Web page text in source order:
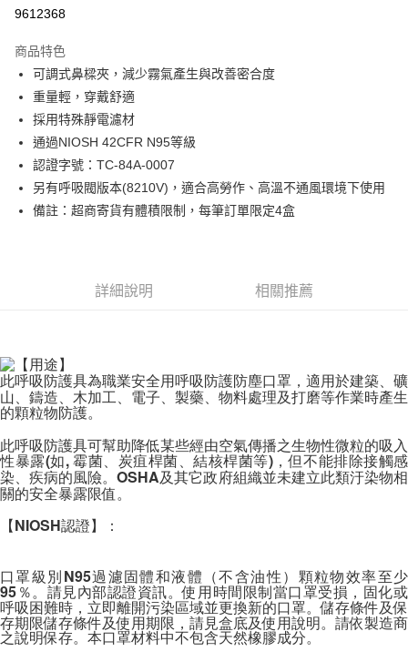
運送方式
全家取貨付款
每筆NT$60
付款後全家取貨
每筆NT$60
7-11取貨付款
每筆NT$200，滿NT$5,000(含以上)免運費
9612368
商品特色
可調式鼻樑夾，減少霧氣產生與改善密合度
重量輕，穿戴舒適
採用特殊靜電濾材
通過NIOSH 42CFR N95等級
認證字號：TC-84A-0007
另有呼吸閥版本(8210V)，適合高勞作、高溫不通風環境下使用
備註：超商寄貨有體積限制，每筆訂單限定4盒
詳細說明 相關推薦
【用途】
此呼吸防護具為職業安全用呼吸防護防塵口罩，適用於建築、礦
山、鑄造、木加工、電子、製藥、物料處理及打磨等作業時產生
的顆粒物防護。
此呼吸防護具可幫助降低某些經由空氣傳播之生物性微粒的吸入
性暴露(如, 霉菌、炭疽桿菌、結核桿菌等)，但不能排除接觸感
染、疾病的風險。OSHA及其它政府組織並未建立此類汙染物相
關的安全暴露限值。
【NIOSH認證】：
口罩級別N95過濾固體和液體（不含油性）顆粒物效率至少
95％。請見內部認證資訊。使用時間限制當口罩受損，固化或
呼吸困難時，立即離開污染區域並更換新的口罩。儲存條件及保
存期限儲存條件及使用期限，請見盒底及使用說明。請依製造商
之說明保存。本口罩材料中不包含天然橡膠成分。